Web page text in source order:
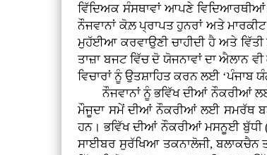
ਵਿੱਦਿਅਕ ਸੰਸਥਾਵਾਂ ਆਪਣੇ
ਨੌਜਵਾਨਾਂ ਕੋਲ਼ ਪ੍ਰਾਪਤ ਹੁਨਰਾਂ ਅਤੇ
ਮੁਹੱਈਆ ਕਰਵਾਉਣੀ ਚਾਹੀਦੀ ਹੈ ਅਤੇ
ਤਾਜ਼ਾ ਬਜਟ ਵਿੱਚ ਦੋ ਯੋਜਨਾਵਾਂ ਦਾ ਐਲਾਨ
ਵਿਚਾਰਾਂ ਨੂੰ ਉਤਸ਼ਾਹਿਤ ਕਰਨ ਲਈ ‘ਪੰਜਾਬ
ਨੌਜਵਾਨਾਂ ਨੂੰ ਭਵਿੱਖ ਦੀਆਂ ਨੌਕਰੀਆਂ ਲਈ
ਮੌਜੂਦਾ ਸਮੇਂ ਦੀਆਂ ਨੌਕਰੀਆਂ ਲਈ ਸਮਰੱਥ
ਹਨ। ਭਵਿੱਖ ਦੀਆਂ ਨੌਕਰੀਆਂ ਮਸਨੂਈ ਬੁੱਧੀ
ਸਾਈਬਰ ਸੁਰੱਖਿਆ ਤਕਨਾਲੋਜੀ, ਬਲਾਕਚੈਨ